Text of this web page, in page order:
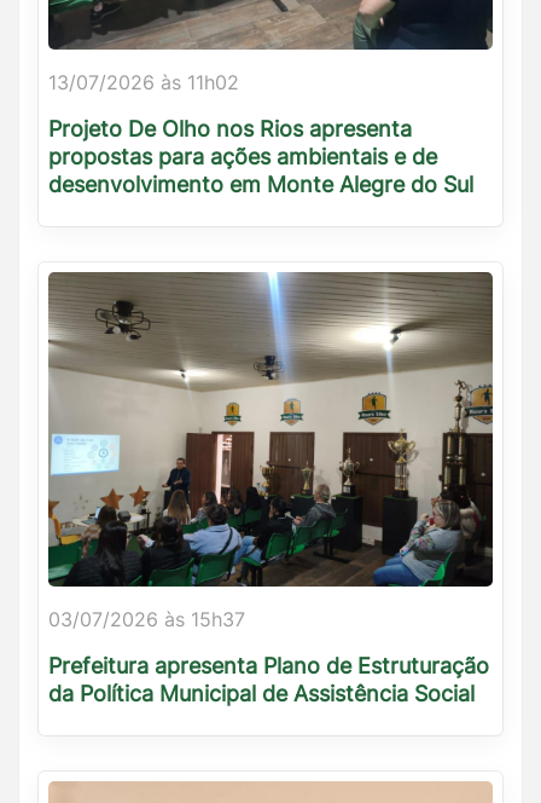
13/07/2026 às 11h02
Projeto De Olho nos Rios apresenta
propostas para ações ambientais e de
desenvolvimento em Monte Alegre do Sul
03/07/2026 às 15h37
Prefeitura apresenta Plano de Estruturação
da Política Municipal de Assistência Social